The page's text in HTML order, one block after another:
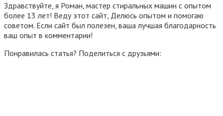
Здравствуйте, я Роман, мастер стиральных машин с опытом
более 13 лет! Веду этот сайт, Делюсь опытом и помогаю
советом. Если сайт был полезен, ваша лучшая благодарность
ваш опыт в комментарии!
Понравилась статья? Поделиться с друзьями: